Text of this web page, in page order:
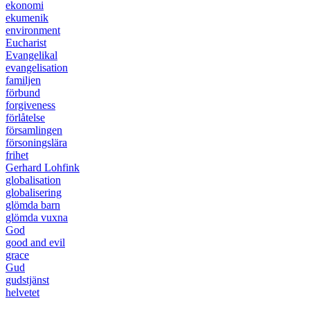
ekonomi
ekumenik
environment
Eucharist
Evangelikal
evangelisation
familjen
förbund
forgiveness
förlåtelse
församlingen
försoningslära
frihet
Gerhard Lohfink
globalisation
globalisering
glömda barn
glömda vuxna
God
good and evil
grace
Gud
gudstjänst
helvetet